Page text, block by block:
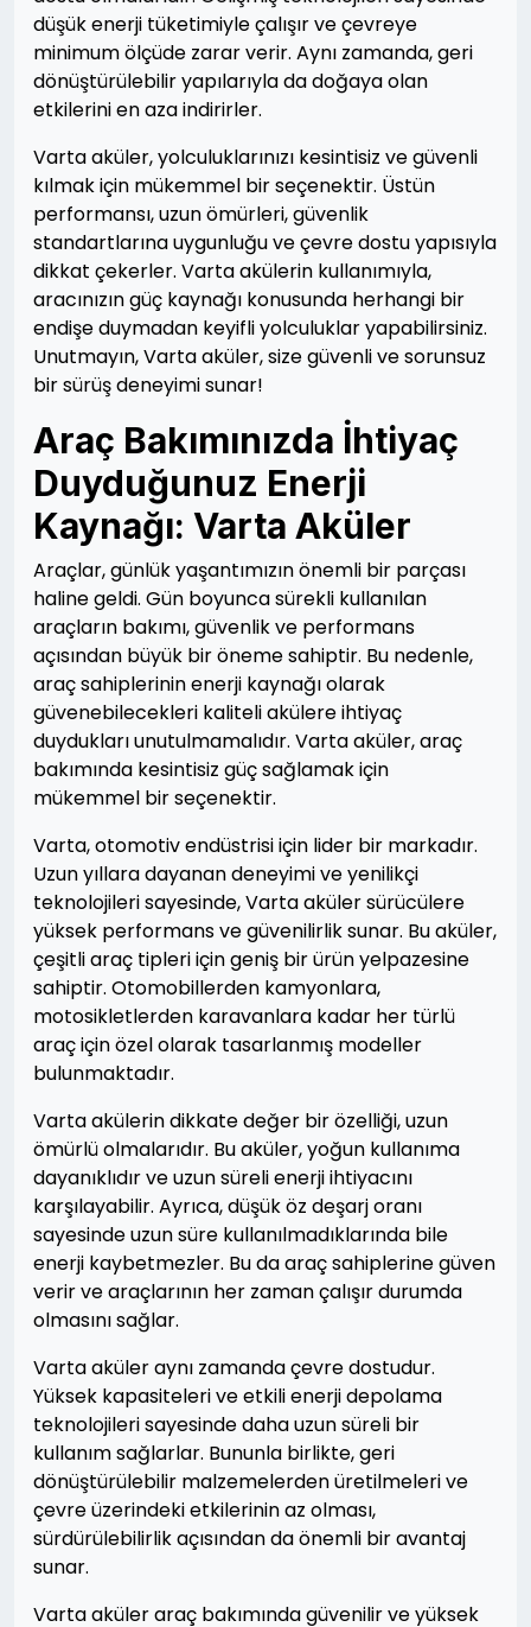
düşük enerji tüketimiyle çalışır ve çevreye
minimum ölçüde zarar verir. Aynı zamanda, geri
dönüştürülebilir yapılarıyla da doğaya olan
etkilerini en aza indirirler.
Varta aküler, yolculuklarınızı kesintisiz ve güvenli
kılmak için mükemmel bir seçenektir. Üstün
performansı, uzun ömürleri, güvenlik
standartlarına uygunluğu ve çevre dostu yapısıyla
dikkat çekerler. Varta akülerin kullanımıyla,
aracınızın güç kaynağı konusunda herhangi bir
endişe duymadan keyifli yolculuklar yapabilirsiniz.
Unutmayın, Varta aküler, size güvenli ve sorunsuz
bir sürüş deneyimi sunar!
Araç Bakımınızda İhtiyaç
Duyduğunuz Enerji
Kaynağı: Varta Aküler
Araçlar, günlük yaşantımızın önemli bir parçası
haline geldi. Gün boyunca sürekli kullanılan
araçların bakımı, güvenlik ve performans
açısından büyük bir öneme sahiptir. Bu nedenle,
araç sahiplerinin enerji kaynağı olarak
güvenebilecekleri kaliteli akülere ihtiyaç
duydukları unutulmamalıdır. Varta aküler, araç
bakımında kesintisiz güç sağlamak için
mükemmel bir seçenektir.
Varta, otomotiv endüstrisi için lider bir markadır.
Uzun yıllara dayanan deneyimi ve yenilikçi
teknolojileri sayesinde, Varta aküler sürücülere
yüksek performans ve güvenilirlik sunar. Bu aküler,
çeşitli araç tipleri için geniş bir ürün yelpazesine
sahiptir. Otomobillerden kamyonlara,
motosikletlerden karavanlara kadar her türlü
araç için özel olarak tasarlanmış modeller
bulunmaktadır.
Varta akülerin dikkate değer bir özelliği, uzun
ömürlü olmalarıdır. Bu aküler, yoğun kullanıma
dayanıklıdır ve uzun süreli enerji ihtiyacını
karşılayabilir. Ayrıca, düşük öz deşarj oranı
sayesinde uzun süre kullanılmadıklarında bile
enerji kaybetmezler. Bu da araç sahiplerine güven
verir ve araçlarının her zaman çalışır durumda
olmasını sağlar.
Varta aküler aynı zamanda çevre dostudur.
Yüksek kapasiteleri ve etkili enerji depolama
teknolojileri sayesinde daha uzun süreli bir
kullanım sağlarlar. Bununla birlikte, geri
dönüştürülebilir malzemelerden üretilmeleri ve
çevre üzerindeki etkilerinin az olması,
sürdürülebilirlik açısından da önemli bir avantaj
sunar.
Varta aküler araç bakımında güvenilir ve yüksek